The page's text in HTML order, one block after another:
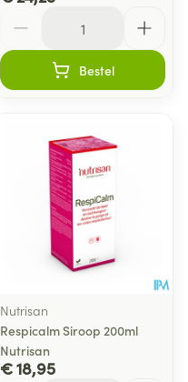
Bestel
Nutrisan
Respicalm Siroop 200ml
Nutrisan
€ 18,95